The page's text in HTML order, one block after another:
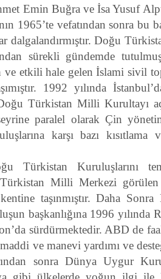
Emin Buğra ve İsa Yusuf
1965’te vefatından sonra bu
dalgalandırmıştır. Doğu
sürekli gündemde
ve etkili hale gelen İslami sivil
1992 yılında
Türkistan Milli Kurultayı
paralel olarak Çin
karşı bazı kısıtlama
Türkistan Kuruluşlarını
Milli Merkezi görülen
taşınmıştır. Daha
başkanlığına 1996
sürdürmektedir. ABD de
ve manevi yardımı ve
sonra Dünya Uygur